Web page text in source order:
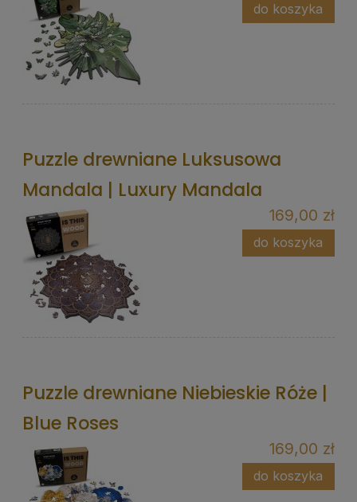
do koszyka
Puzzle drewniane Luksusowa
Mandala | Luxury Mandala
169,00 zł
do koszyka
Puzzle drewniane Niebieskie Róże |
Blue Roses
169,00 zł
do koszyka